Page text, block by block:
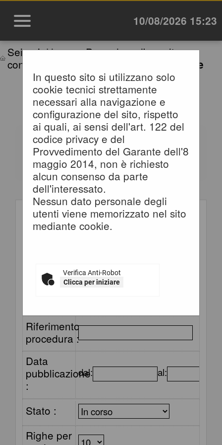
10/08/2026 15:23
Sei qui: Home»Procedure d'appalto e
contratti
Avvisi di avvio consultazione
In questo sito si utilizzano solo
cookie tecnici strettamente
necessari alla navigazione e
configurazione del sito, rispetto
ai quali, ai sensi dell'art. 122 del
codice privacy e del
Provvedimento del Garante dell'8
maggio 2014, non è richiesto
alcun consenso da parte
dell'interessato.
Nessun dato personale degli
utenti viene memorizzato nel sito
mediante cookie.
Verifica Anti-Robot
Clicca per iniziare
AVVISI DI AVVIO
CONSULTAZIONE
All'interno di questa sezione è
possibile consultare gli avvisi di
avvio consultazione preliminari
all'indizione di una procedura
negoziata senza bando. I dati di
dettaglio sono consultabili
selezionando il collegamento
"Visualizza Scheda".
Criteri di ricerca
Stazione
Titolo :
Riferimento
procedura :
Data
pubblicazione
:
dal: al:
Stato :
Righe per